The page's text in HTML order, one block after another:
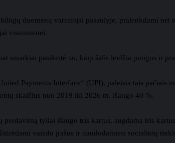
duomenų vartotojai pasaulyje, pralenkdami
visuomenei.
smarkiai pasikeitė tai, kaip šalis leidžia pinigus ir
Payments Interface“ (UPI), paleista tais
skaičius nuo 2019 iki 2026 m. išaugo 40 %.
perdavimą tyliai išaugo tris kartus, augdama tris
vaizdo įrašus ir naudodamiesi socialinių